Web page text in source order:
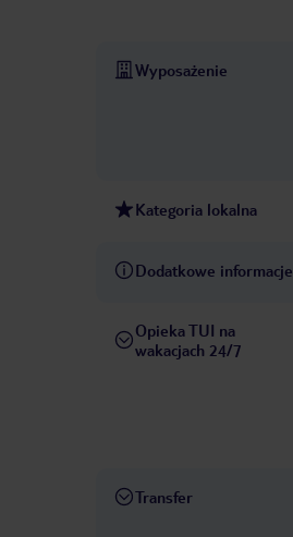
Wyposażenie
Kategoria lokalna
Dodatkowe informacje
Opieka TUI na
wakacjach 24/7
Transfer